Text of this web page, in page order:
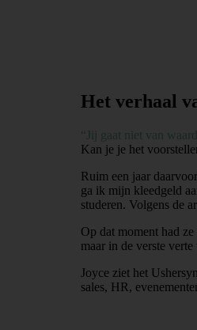
Het verhaal
“Jij gaat niet van
Kan je je het
Ruim een jaar
ga ik mijn kleedgeld
studeren. Volgens de
Op dat moment had
maar in de verste
Joyce ziet het
sales, HR,